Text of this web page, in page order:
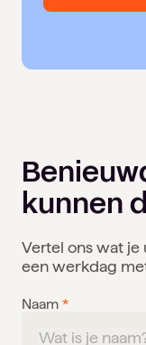
kunnen
Vertel ons wat je
een werkdag
Naam *